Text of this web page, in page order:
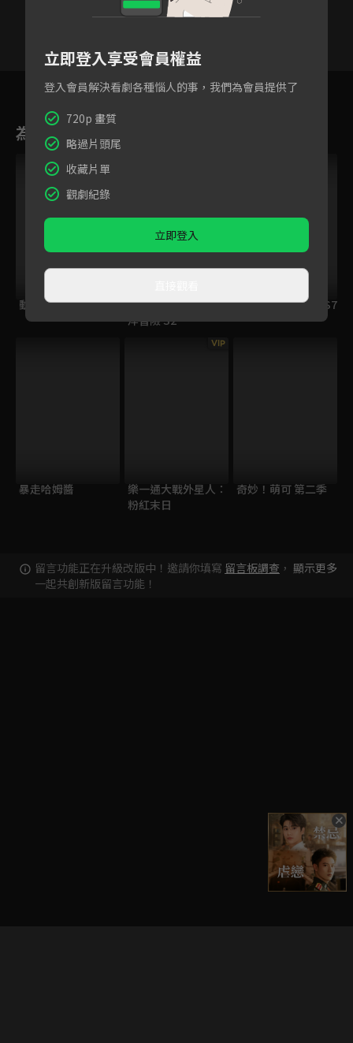
39 40 41 42 43
為您推薦
動物大明星 S6
(國語)聖提亞哥的海
洋冒險 S2
(國語)旋風戰車隊 S7
暴走哈姆醬
VIP
樂一通大戰外星人：
粉紅末日
奇妙！萌可 第二季
留言功能正在升級改版中！邀請你填寫 留言板調查 ，
一起共創新版留言功能！
顯示更多
立即登入享受會員權益
登入會員解決看劇各種惱人的事，我們為會員提供了
720p 畫質
略過片頭尾
收藏片單
觀劇紀錄
立即登入